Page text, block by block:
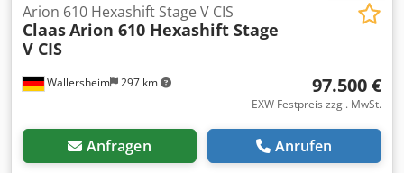
Wallersheim 297 km
Arion 610 Hexashift Stage V CIS
ClaasArion 610 Hexashift Stage
V CIS
97.500 €
EXW Festpreis zzgl. MwSt.
Anfragen Anrufen